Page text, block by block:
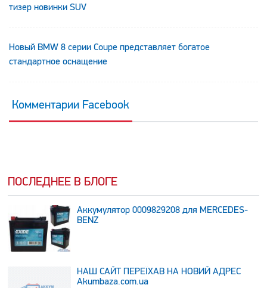
тизер новинки SUV
Новый BMW 8 серии Coupe представляет богатое
стандартное оснащение
Комментарии Facebook
ПОСЛЕДНЕЕ В БЛОГЕ
Аккумулятор 0009829208 для MERCEDES-
BENZ
НАШ САЙТ ПЕРЕЇХАВ НА НОВИЙ АДРЕС
Аkumbaza.com.ua